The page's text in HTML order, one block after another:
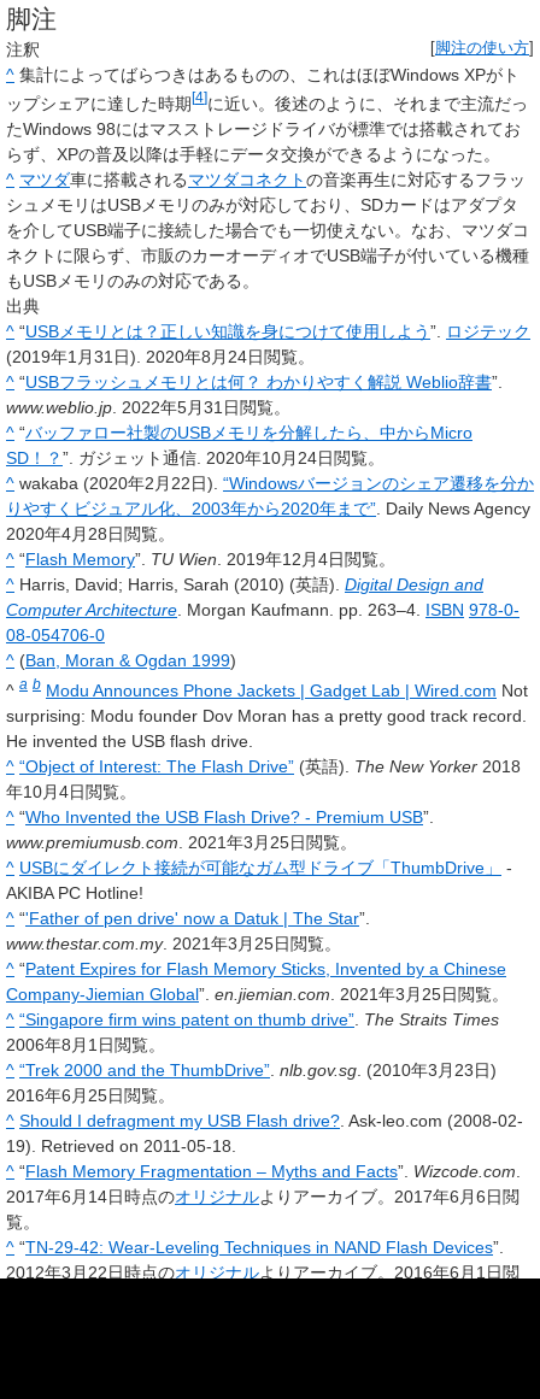
脚注
[脚注の使い方]
注釈
^ 集計によってばらつきはあるものの、これはほぼWindows XPがト
ップシェアに達した時期[4]に近い。後述のように、それまで主流だっ
たWindows 98にはマスストレージドライバが標準では搭載されてお
らず、XPの普及以降は手軽にデータ交換ができるようになった。
^ マツダ車に搭載されるマツダコネクトの音楽再生に対応するフラッ
シュメモリはUSBメモリのみが対応しており、SDカードはアダプタ
を介してUSB端子に接続した場合でも一切使えない。なお、マツダコ
ネクトに限らず、市販のカーオーディオでUSB端子が付いている機種
もUSBメモリのみの対応である。
出典
^ “USBメモリとは？正しい知識を身につけて使用しよう”. ロジテック
(2019年1月31日). 2020年8月24日閲覧。
^ “USBフラッシュメモリとは何？ わかりやすく解説 Weblio辞書”.
www.weblio.jp. 2022年5月31日閲覧。
^ “バッファロー社製のUSBメモリを分解したら、中からMicro
SD！？”. ガジェット通信. 2020年10月24日閲覧。
^ wakaba (2020年2月22日). “Windowsバージョンのシェア遷移を分か
りやすくビジュアル化、2003年から2020年まで”. Daily News Agency
2020年4月28日閲覧。
^ “Flash Memory”. TU Wien. 2019年12月4日閲覧。
^ Harris, David; Harris, Sarah (2010) (英語). Digital Design and
Computer Architecture. Morgan Kaufmann. pp. 263–4. ISBN 978-0-
08-054706-0
^ (Ban, Moran & Ogdan 1999)
^ a b Modu Announces Phone Jackets | Gadget Lab | Wired.com Not
surprising: Modu founder Dov Moran has a pretty good track record.
He invented the USB flash drive.
^ “Object of Interest: The Flash Drive” (英語). The New Yorker 2018
年10月4日閲覧。
^ “Who Invented the USB Flash Drive? - Premium USB”.
www.premiumusb.com . 2021年3月25日閲覧。
^ USBにダイレクト接続が可能なガム型ドライブ「ThumbDrive」
-
AKIBA PC Hotline!
^ “'Father of pen drive' now a Datuk | The Star”.
www.thestar.com.my. 2021年3月25日閲覧。
^ “Patent Expires for Flash Memory Sticks, Invented by a Chinese
Company-Jiemian Global”. en.jiemian.com . 2021年3月25日閲覧。
^ “Singapore firm wins patent on thumb drive” The Straits Times
2006年8月1日閲覧。
^ “Trek 2000 and the ThumbDrive” nlb.gov.sg . (2010年3月23日)
2016年6月25日閲覧。
^ Should I defragment my USB Flash drive? . Ask-leo.com (2008-02-
19). Retrieved on 2011-05-18.
^ “Flash Memory Fragmentation – Myths and Facts”. Wizcode.com
2017年6月14日時点のオリジナルよりアーカイブ。2017年6月6日閲
覧。
^ “TN-29-42: Wear-Leveling Techniques in NAND Flash Devices”.
2012年3月22日時点のオリジナルよりアーカイブ。2016年6月1日閲